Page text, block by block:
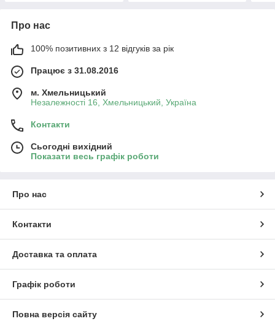
Про нас
100% позитивних з 12 відгуків за рік
Працює з 31.08.2016
м. Хмельницький
Незалежності 16, Хмельницький, Україна
Контакти
Сьогодні вихідний
Показати весь графік роботи
Про нас
Контакти
Доставка та оплата
Графік роботи
Повна версія сайту